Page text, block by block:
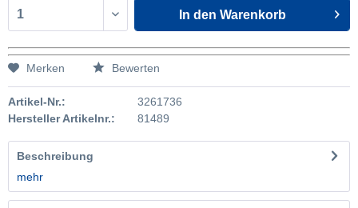
In den Warenkorb
Merken Bewerten
Artikel-Nr.:
3261736
Hersteller Artikelnr.:
81489
Beschreibung
mehr